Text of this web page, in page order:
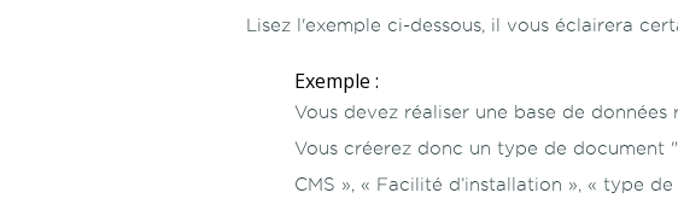
Lisez l'exemple ci-dessous, il vous éclairera
Exemple :
Vous devez réaliser une base de
Vous créerez donc un type de document
CMS », « Facilité d’installation », « type